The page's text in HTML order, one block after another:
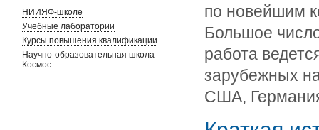
НИИЯФ-школе
Учебные лаборатории
Курсы повышения квалификации
Научно-образовательная школа
Космос
по новейшим
Большое
работа
зарубежных
США,